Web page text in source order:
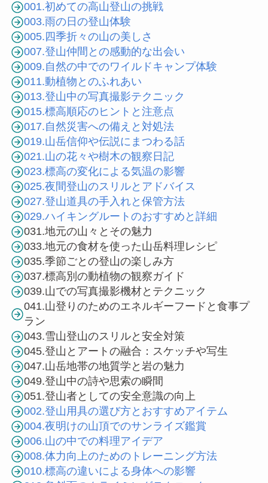
001.初めての高山登山の挑戦
003.雨の日の登山体験
005.四季折々の山の美しさ
007.登山仲間との感動的な出会い
009.自然の中でのワイルドキャンプ体験
011.動植物とのふれあい
013.登山中の写真撮影テクニック
015.標高順応のヒントと注意点
017.自然災害への備えと対処法
019.山岳信仰や伝説にまつわる話
021.山の花々や樹木の観察日記
023.標高の変化による気温の影響
025.夜間登山のスリルとアドバイス
027.登山道具の手入れと保管方法
029.ハイキングルートのおすすめと詳細
031.地元の山々とその魅力
033.地元の食材を使った山岳料理レシピ
035.季節ごとの登山の楽しみ方
037.標高別の動植物の観察ガイド
039.山での写真撮影機材とテクニック
041.山登りのためのエネルギーフードと食事プ
ラン
043.雪山登山のスリルと安全対策
045.登山とアートの融合：スケッチや写生
047.山岳地帯の地質学と岩の魅力
049.登山中の詩や思索の瞬間
051.登山者としての安全意識の向上
002.登山用具の選び方とおすすめアイテム
004.夜明けの山頂でのサンライズ鑑賞
006.山の中での料理アイデア
008.体力向上のためのトレーニング方法
010.標高の違いによる身体への影響